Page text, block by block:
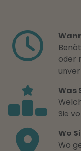
oder
Was
Sie
Wo
Wo